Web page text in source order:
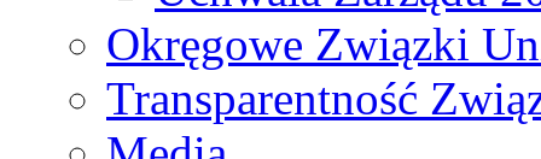
Okręgowe Związki
Transparentność